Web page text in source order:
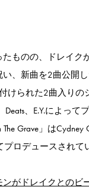
ものの、ドレイク
、新曲を2曲公開し
けられた2曲入りの
Deats、E.Y.によっ
Grave」はCydney
プロデュースされて
ンがドレイクとのビ